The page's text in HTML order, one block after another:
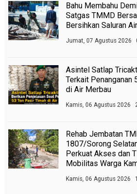
Bahu Membahu
Satgas TMMD
Bersihkan Saluran Air
Jumat, 07 Agustus 2026
Asintel Satlap
Terkait Penanganan
di Air Merbau
Kamis, 06 Agustus 2026
Rehab Jembatan
1807/Sorong
Perkuat Akses dan
Mobilitas Warga
Kamis, 06 Agustus 2026